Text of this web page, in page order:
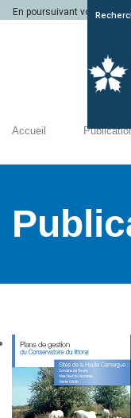
En poursuivant votre
Accueil